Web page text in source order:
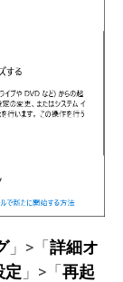
」>「詳細オ
定 」>「再起